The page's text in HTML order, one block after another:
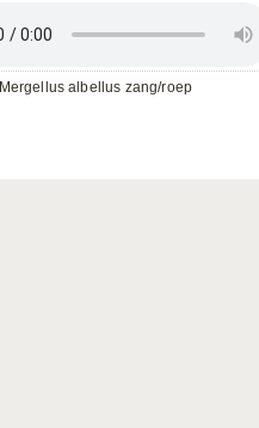
Mergellus albellus zang/roep